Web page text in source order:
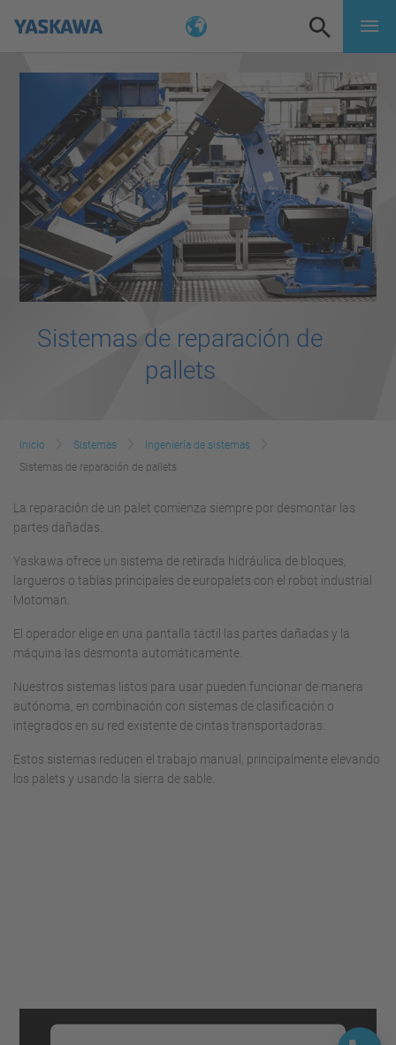
Sistemas de reparación de
pallets
Inicio Sistemas
Ingeniería de sistemas
Sistemas de reparación de pallets
La reparación de un palet comienza siempre por desmontar las
partes dañadas.
Yaskawa ofrece un sistema de retirada hidráulica de bloques,
largueros o tablas principales de europalets con el robot industrial
Motoman.
El operador elige en una pantalla táctil las partes dañadas y la
máquina las desmonta automáticamente.
Nuestros sistemas listos para usar pueden funcionar de manera
autónoma, en combinación con sistemas de clasificación o
integrados en su red existente de cintas transportadoras.
Estos sistemas reducen el trabajo manual, principalmente elevando
los palets y usando la sierra de sable.